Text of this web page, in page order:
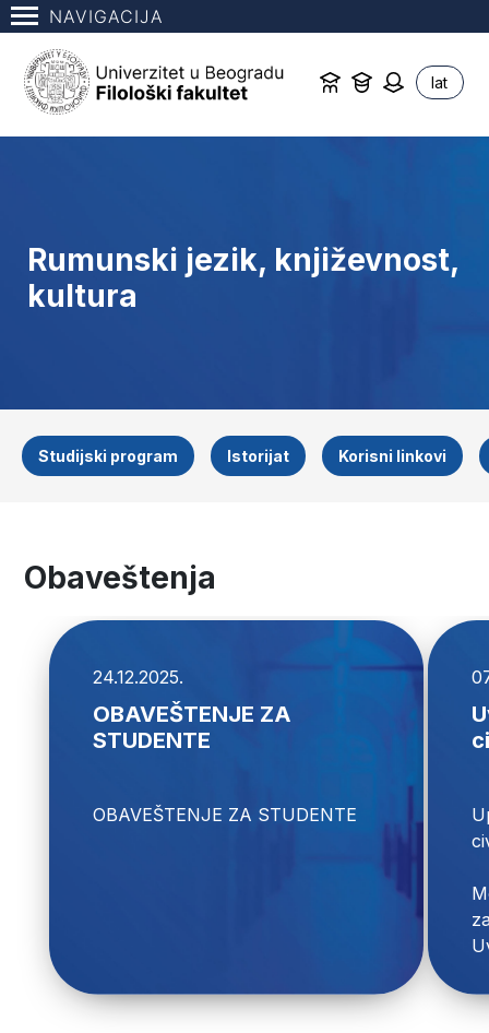
NAVIGACIJA
lat
Rumunski jezik, književnost,
kultura
Studijski program Istorijat Korisni linkovi
Obaveštenja
24.12.2025.
OBAVEŠTENJE ZA
STUDENTE